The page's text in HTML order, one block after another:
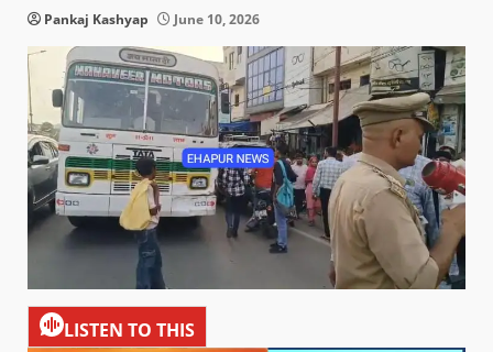
Pankaj Kashyap June 10, 2026
LISTEN TO THIS